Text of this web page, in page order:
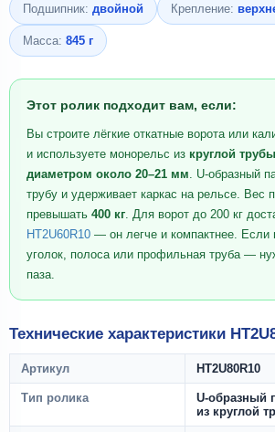
Подшипник: двойной Крепление:
Масса: 845 г
Этот ролик подходит вам, если:
Вы строите лёгкие откатные ворота или
и используете монорельс из круглой
диаметром около 20–21 мм . U-образный
трубу и удерживает каркас на рельсе. Вес
превышать 400 кг . Для ворот до 200 кг
HT2U60R10 — он легче и компактнее.
уголок, полоса или профильная труба —
паза.
Технические характеристики
Артикул HT2U80R10
Тип ролика
U-образный
из круглой